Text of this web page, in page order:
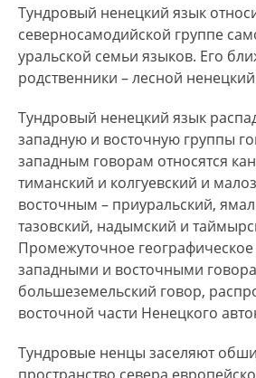
Красноярского края.
тундровых ненцев
Архангельской области
Лешуконский и Приморский
автономном округе – Югре
(Березовский, Белоярский и
районы), а также в
Мурманской области.
С начала 1870-х по середину
тундровые ненцы проживали
Новой Земли, откуда были
превращения этой
ядерных испытаний.
Общая численность
составляет около 43 000
Тундровый ненецкий язык
северносамодийской группе
уральской семьи языков. Его
родственники – лесной
Тундровый ненецкий язык
западную и восточную группы
западным говорам относятся
тиманский и колгуевский и
восточным – приуральский,
тазовский, надымский и
Промежуточное
западными и восточными
большеземельский говор,
восточной части Ненецкого
Тундровые ненцы заселяют